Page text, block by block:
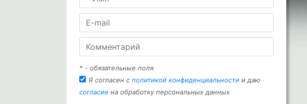
* - обязательные поля
Я согласен с политикой конфиденциальности и даю
согласие на обработку персональных данных